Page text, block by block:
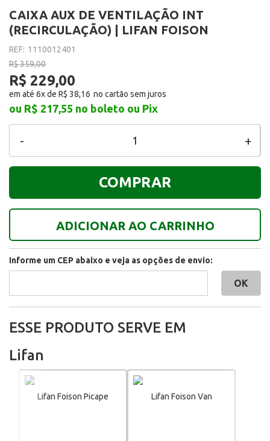
CAIXA AUX DE VENTILAÇÃO INT
(RECIRCULAÇÃO) | LIFAN FOISON
REF: 1110012401
R$ 359,00
R$ 229,00
em até 6x de R$ 38,16
ou R$ 217,55 no boleto ou Pix
+
-
ADICIONAR AO CARRINHO
COMPRAR
Informe um CEP abaixo e veja as opções de envio:
ESSE PRODUTO SERVE EM
Lifan
Lifan Foison Picape Lifan Foison Van